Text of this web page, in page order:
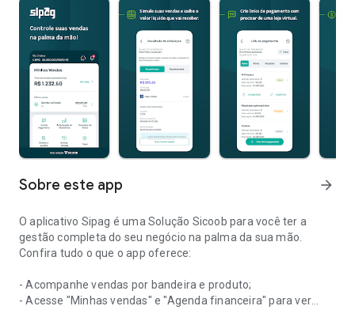
Sobre este app arrow_forward
O aplicativo Sipag é uma Solução Sicoob para você ter a
gestão completa do seu negócio na palma da sua mão.
Confira tudo o que o app oferece:
- Acompanhe vendas por bandeira e produto;
- Acesse "Minhas vendas" e "Agenda financeira" para ver